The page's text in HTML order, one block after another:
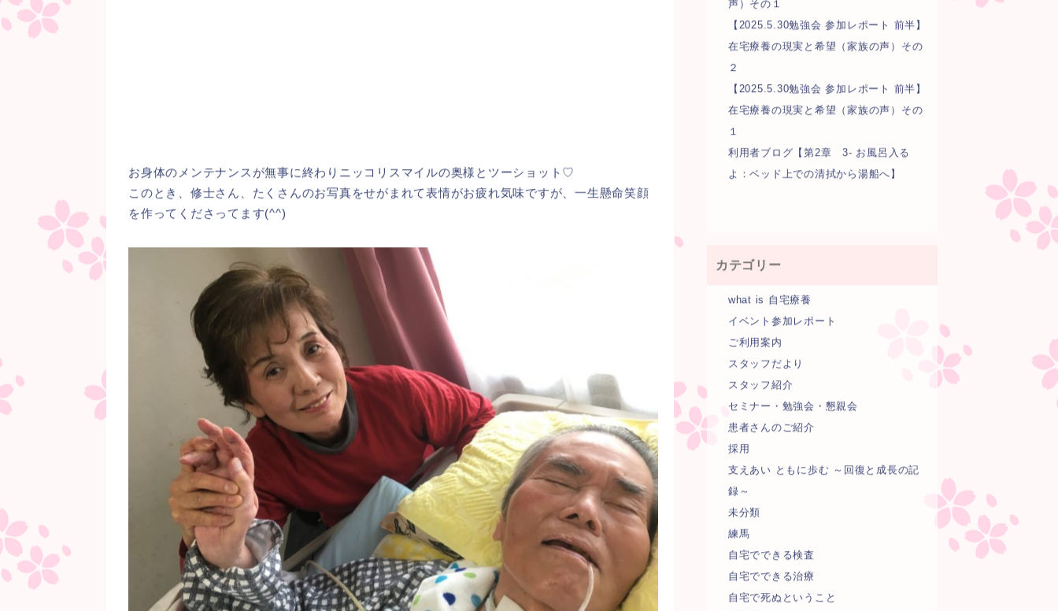
お身体のメンテナンスが無事に終わりニッコリスマイルの奥様とツーショット♡
このとき、修士さん、たくさんのお写真をせがまれて表情がお疲れ気味ですが、一生懸命笑顔
を作ってくださってます(^^)
声）その１
【2025.5.30勉強会 参加レポート 前半】
在宅療養の現実と希望（家族の声）その
２
【2025.5.30勉強会 参加レポート 前半】
在宅療養の現実と希望（家族の声）その
１
利用者ブログ【第2章 3- お風呂入る
よ：ベッド上での清拭から湯船へ】
カテゴリー
what is 自宅療養
イベント参加レポート
ご利用案内
スタッフだより
スタッフ紹介
セミナー・勉強会・懇親会
患者さんのご紹介
採用
支えあい ともに歩む ～回復と成長の記
録～
未分類
練馬
自宅でできる検査
自宅でできる治療
自宅で死ぬということ